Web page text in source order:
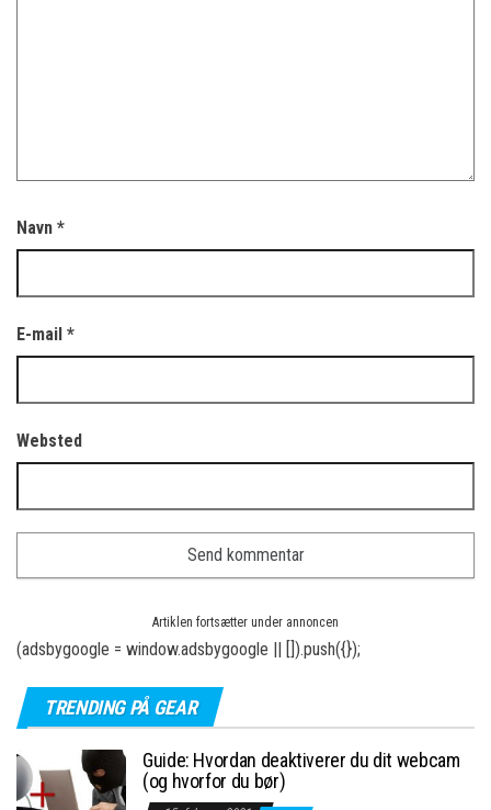
Navn *
E-mail *
Websted
Artiklen fortsætter under annoncen
(adsbygoogle = window.adsbygoogle || []).push({});
TRENDING PÅ GEAR
Guide: Hvordan deaktiverer du dit webcam
(og hvorfor du bør)